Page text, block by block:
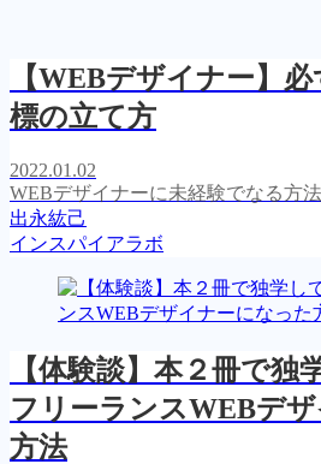
【WEBデザイナー】
標の立て方
2022.01.02
WEBデザイナーに未経験でなる方法
出永紘己
インスパイアラボ
【体験談】本２冊で独
フリーランスWEBデ
方法